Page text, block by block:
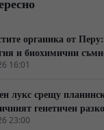
разбирания за
граници. В тази
етикет
като
за защита на
среда.
органика от
и биохимични
16:01
лукс срещу
генетичен
23:00